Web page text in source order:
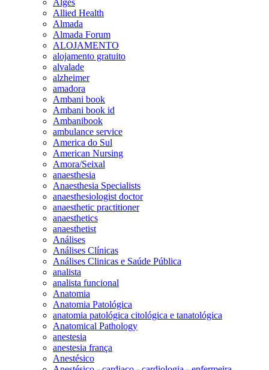
Allied Health
Almada
Almada Forum
ALOJAMENTO
alojamento gratuito
alvalade
alzheimer
amadora
Ambani book
Ambani book id
Ambanibook
ambulance service
America do Sul
American Nursing
Amora/Seixal
anaesthesia
Anaesthesia Specialists
anaesthesiologist doctor
anaesthetic practitioner
anaesthetics
anaesthetist
Análises
Análises Clínicas
Análises Clinicas e Saúde Pública
analista
analista funcional
Anatomia
Anatomia Patológica
anatomia patológica citológica e tanatológica
Anatomical Pathology
anestesia
anestesia frança
Anestésico